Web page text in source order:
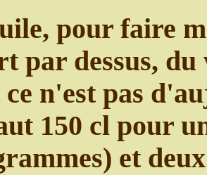
pour faire
par dessus,
ce n'est pas
150 cl pour
et